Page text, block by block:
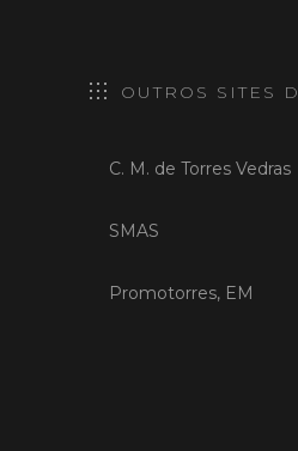
OUTROS SITES
C. M. de Torres Vedras
SMAS
Promotorres, EM